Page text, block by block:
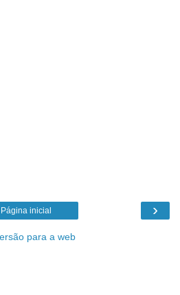
›
Página inicial
para a web